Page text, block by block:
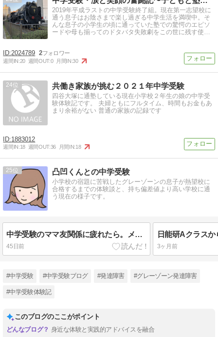
2019年平成ラストの中学受験終了組。現在第一志望校に
通う息子はお陰さまで楽し過ぎる中学生活を満喫中。そ
んな息子の小学生の頃に通っていた塾での驚愕のエピソ
ードや母も揃ってのドタバタ失敗劇をこの世に残す使命
2024789 2
週間IN:20 週間OUT:0 月間IN:30
24 共働き家族が挑む２０２１年中学受験
四谷大塚に通塾している現在小学校２年生の娘の中学受
験体験記です。 夫婦ともにフルタイム、時間もお金もあ
まり余裕がない 普通の家族の記録です
1883012
週間IN:18 週間OUT:36 月間IN:18
25 凸凹くんとの中学受験
小学校の宿題に苦戦したグレーゾーンの息子が熱望校に
合格するまでの体験談と、持ち偏差値より高い学校に通
う現在の様子です。
中学受験のママ友関係に疲れたら。メンタル豆腐な私が中受親をやって気づいたこと『孤独に歩め、林の中の象のように』
45日前 3ヶ月前
#中学受験 #中学受験ブログ #発達障害 #グレーゾーン発達障害
#中学受験体験記
このブログのここがポイント
身近な体験と実践的アドバイスを融合